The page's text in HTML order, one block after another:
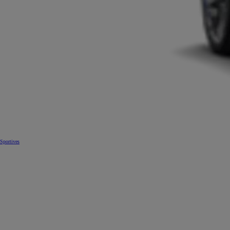
Sportives